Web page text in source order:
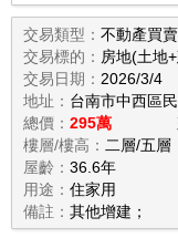
交易類型： 不動產買賣
交易標的： 房地(土地
交易日期： 2026/3/4
地址： 台南市中西區
總價： 295萬
樓層/樓高： 二層/五層
屋齡： 36.6年
用途： 住家用
備註： 其他增建；